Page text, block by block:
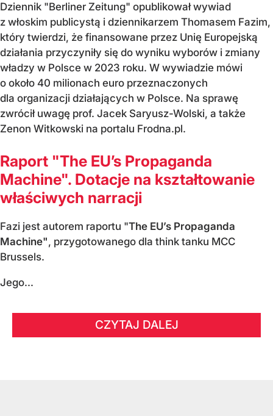
Dziennik "Berliner Zeitung" opublikował wywiad
z włoskim publicystą i dziennikarzem Thomasem Fazim,
który twierdzi, że finansowane przez Unię Europejską
działania przyczyniły się do wyniku wyborów i zmiany
władzy w Polsce w 2023 roku. W wywiadzie mówi
o około 40 milionach euro przeznaczonych
dla organizacji działających w Polsce. Na sprawę
zwrócił uwagę prof. Jacek Saryusz-Wolski, a także
Zenon Witkowski na portalu Frodna.pl.
Raport "The EU’s Propaganda
Machine". Dotacje na kształtowanie
właściwych narracji
Fazi jest autorem raportu "The EU’s Propaganda
Machine", przygotowanego dla think tanku MCC
Brussels.
Jego...
CZYTAJ DALEJ